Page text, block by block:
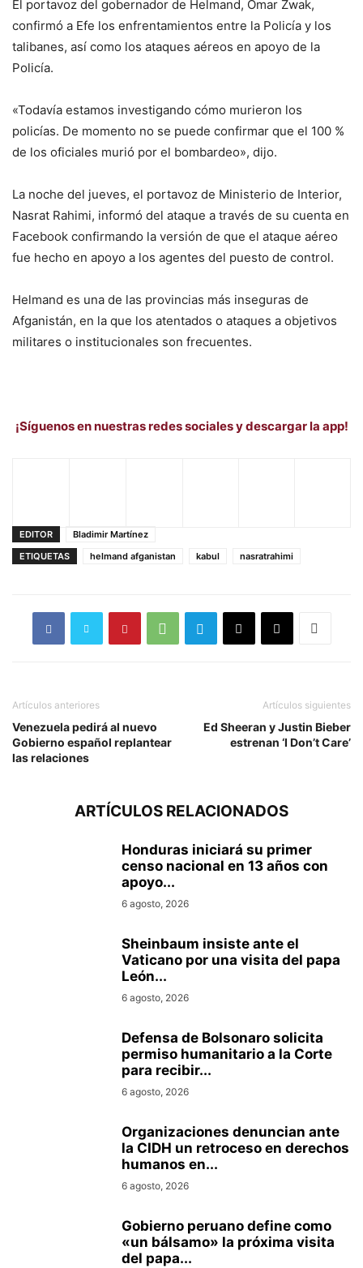
El portavoz del gobernador de Helmand, Omar Zwak,
confirmó a Efe los enfrentamientos entre la Policía y los
talibanes, así como los ataques aéreos en apoyo de la
Policía.
«Todavía estamos investigando cómo murieron los
policías. De momento no se puede confirmar que el 100 %
de los oficiales murió por el bombardeo», dijo.
La noche del jueves, el portavoz de Ministerio de Interior,
Nasrat Rahimi, informó del ataque a través de su cuenta en
Facebook confirmando la versión de que el ataque aéreo
fue hecho en apoyo a los agentes del puesto de control.
Helmand es una de las provincias más inseguras de
Afganistán, en la que los atentados o ataques a objetivos
militares o institucionales son frecuentes.
¡Síguenos en nuestras redes sociales y descargar la app!
EDITOR
Bladimir Martínez
ETIQUETAS
helmand afganistan kabul nasratrahimi
Artículos anteriores
Venezuela pedirá al nuevo
Gobierno español replantear
las relaciones
Artículos siguientes
Ed Sheeran y Justin Bieber
estrenan ‘I Don’t Care’
ARTÍCULOS RELACIONADOS
Honduras iniciará su primer
censo nacional en 13 años con
apoyo...
6 agosto, 2026
Sheinbaum insiste ante el
Vaticano por una visita del papa
León...
6 agosto, 2026
Defensa de Bolsonaro solicita
permiso humanitario a la Corte
para recibir...
6 agosto, 2026
Organizaciones denuncian ante
la CIDH un retroceso en derechos
humanos en...
6 agosto, 2026
Gobierno peruano define como
«un bálsamo» la próxima visita
del papa...